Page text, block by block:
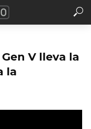
V lleva la
la